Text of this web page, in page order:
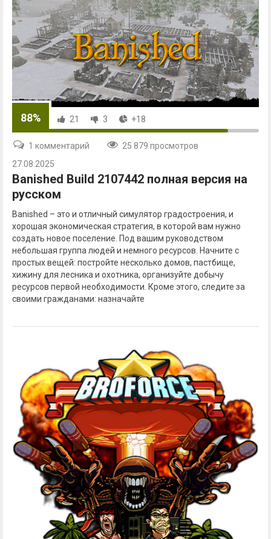
88% 21 3 +18
1 комментарий
25 879 просмотров
27.08.2025
Banished Build 2107442 полная версия на
русском
Banished – это и отличный симулятор градостроения, и
хорошая экономическая стратегия, в которой вам нужно
создать новое поселение. Под вашим руководством
небольшая группа людей и немного ресурсов. Начните с
простых вещей: постройте несколько домов, пастбище,
хижину для лесника и охотника, организуйте добычу
ресурсов первой необходимости. Кроме этого, следите за
своими гражданами: назначайте